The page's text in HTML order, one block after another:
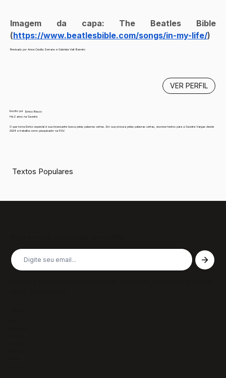
Imagem da capa: The Beatles Bible
(https://www.beatlesbible.com/songs/in-my-life/)
Revisado por Anna Cecília Serrano e Gabriela Veit Barreto
Escrito por
Enrico Recco
Há 2 anos na Gazeta
O que torna Enrico especial é sua incessante busca pelas palavras certas. Em sua procura pelas palavras certas, escreve textos para a Gazeta Vargas desde
2024 e trabalha como pesquisador na FGV.
VER PERFIL
Textos Populares